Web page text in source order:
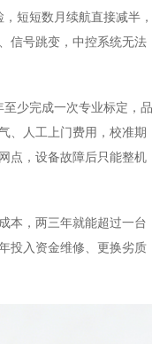
，短短数月续航直接减半，
信号跳变，中控系统无法
至少完成一次专业标定，品
、人工上门费用，校准期
点，设备故障后只能整机
本，两三年就能超过一台
投入资金维修、更换劣质